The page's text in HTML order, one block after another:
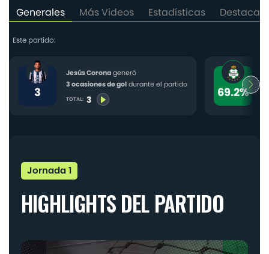
ESTADIO
CONTACTO